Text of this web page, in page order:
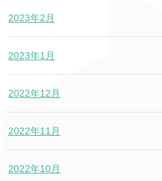
2023年2月
2023年1月
2022年12月
2022年11月
2022年10月